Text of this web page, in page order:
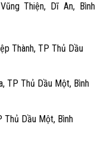
Thiện, Dĩ An, Bình
Thành, TP Thủ Dầu
TP Thủ Dầu Một, Bình
Thủ Dầu Một, Bình